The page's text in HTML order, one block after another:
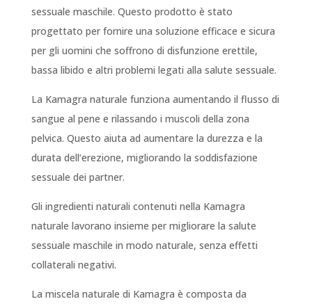
sessuale maschile. Questo prodotto è stato
progettato per fornire una soluzione efficace e sicura
per gli uomini che soffrono di disfunzione erettile,
bassa libido e altri problemi legati alla salute sessuale.
La Kamagra naturale funziona aumentando il flusso di
sangue al pene e rilassando i muscoli della zona
pelvica. Questo aiuta ad aumentare la durezza e la
durata dell’erezione, migliorando la soddisfazione
sessuale dei partner.
Gli ingredienti naturali contenuti nella Kamagra
naturale lavorano insieme per migliorare la salute
sessuale maschile in modo naturale, senza effetti
collaterali negativi.
La miscela naturale di Kamagra è composta da